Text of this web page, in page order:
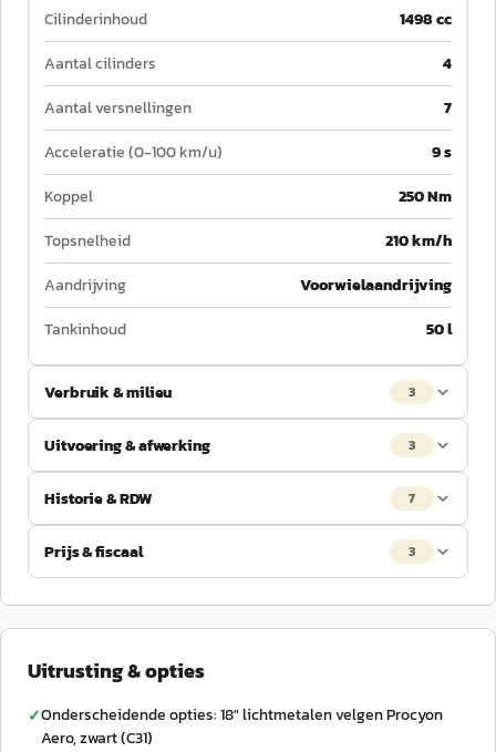
Cilinderinhoud
1498 cc
Aantal cilinders
4
Aantal versnellingen
7
Acceleratie (0-100 km/u)
9 s
Koppel
250 Nm
Topsnelheid
210 km/h
Aandrijving
Voorwielaandrijving
Tankinhoud
50 l
Verbruik & milieu 3
Uitvoering & afwerking 3
Historie & RDW 7
Prijs & fiscaal 3
Uitrusting & opties
✓Onderscheidende opties: 18" lichtmetalen velgen Procyon
Aero, zwart (C31)